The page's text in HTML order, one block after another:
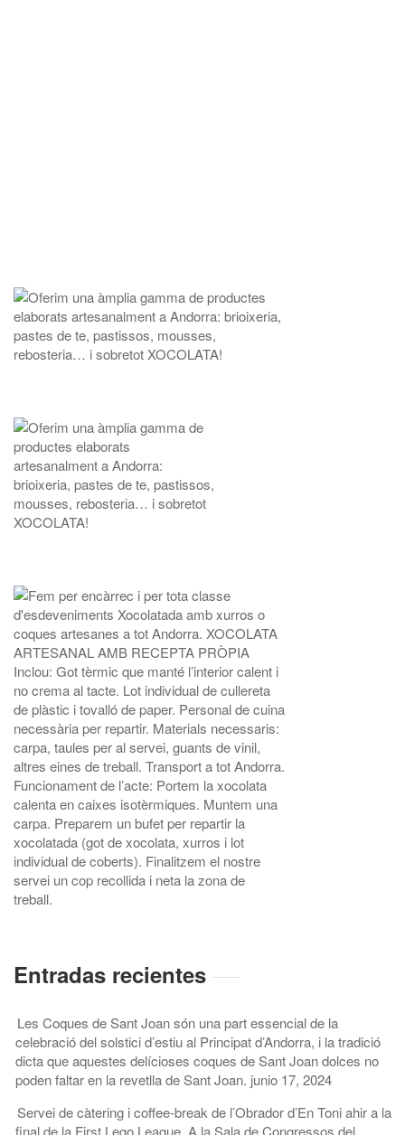
Entradas recientes
Les Coques de Sant Joan són una part essencial de la
celebració del solstici d’estiu al Principat d’Andorra, i la tradició
dicta que aquestes delícioses coques de Sant Joan dolces no
poden faltar en la revetlla de Sant Joan. junio 17, 2024
Servei de càtering i coffee-break de l’Obrador d’En Toni ahir a la
final de la First Lego League. A la Sala de Congressos del